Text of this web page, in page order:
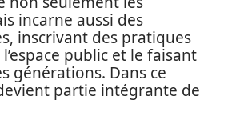
incarne aussi des
inscrivant des pratiques
public et le faisant
générations. Dans ce
partie intégrante de